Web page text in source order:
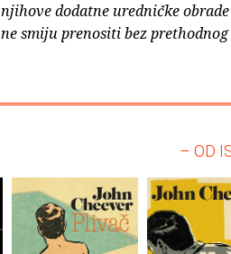
njihove dodatne uredničke
ne smiju prenositi bez
– OD